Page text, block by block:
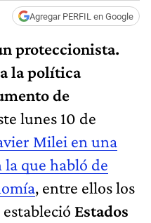
Agregar PERFIL en Google
proteccionista.
la política
de
lunes 10 de
Milei en una
que habló de
, entre ellos los
estableció Estados